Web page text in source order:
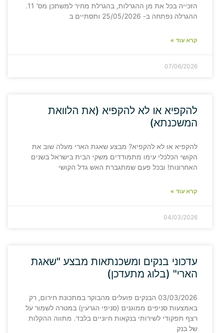
הזכייה בכל את מן ההגרלות, בהגרלת מחיר למשתכן מס' 11.
ההגרלה נפתחה ב- 25/05/2026 ותסתיים ב
קרא עוד »
07/06/2026
להקפיא או לא להקפיא (את הלוואת
המשכנתא)
להקפיא או לא להקפיא? מבצע שאגת הארי מעלה שוב את
הקושי הכלכלי עימו מתמודדים משקי הבית בישראל בשנים
האחרונות! ובכל פעם שמתגברת האש גדל הקושי
קרא עוד »
04/03/2026
עדכוני בנקים ומשכנתאות מבצע "שאגת
הארי" (בלוג מתעדכן)
03/03/2026 הבנקים פועלים מהבוקר במתכונת חירום, רק
באמצעות סניפים ממוגנים (סניפי הגרעין) במטרה לשמור על
רצף תפקודי לשירותי בנקאות חיוניים בלבד. מתווה ההקלות
של בנק